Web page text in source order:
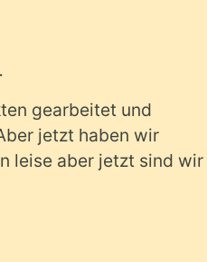
gearbeitet und
jetzt haben wir
leise aber jetzt sind wir